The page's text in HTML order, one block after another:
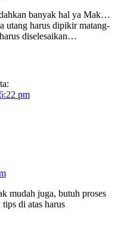
banyak hal ya Mak…
utang harus dipikir matang-
diselesaikan…
pm
mudah juga, butuh proses
di atas harus